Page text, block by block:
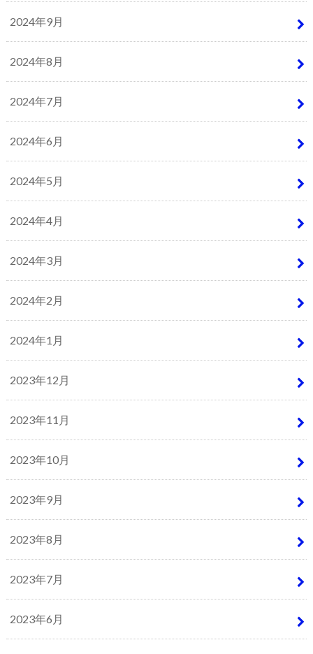
2024年9月
2024年8月
2024年7月
2024年6月
2024年5月
2024年4月
2024年3月
2024年2月
2024年1月
2023年12月
2023年11月
2023年10月
2023年9月
2023年8月
2023年7月
2023年6月